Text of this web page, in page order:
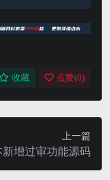
收藏 点赞(0)
上一篇
增过审功能源码